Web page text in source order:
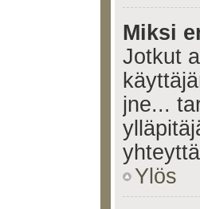
Miksi
Jotkut
jne...
Ylös